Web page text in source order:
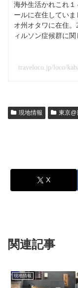
海外生活かれこれ
ールに在住してい
オ州オタワに在住
ィルソン症候群に
traveloco.jp/loco/
現地情報 東京@
X
関連記事
現地情報